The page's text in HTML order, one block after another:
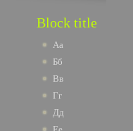
Block title
Аа
Бб
Вв
Гг
Дд